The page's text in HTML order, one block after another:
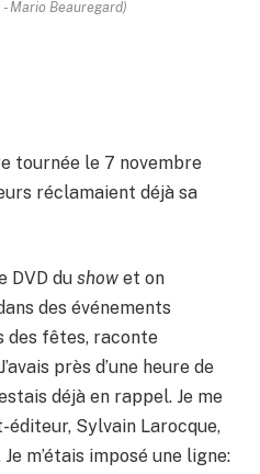
-Mario Beauregard)
tournée le 7 novembre
réclamaient déjà sa
DVD du show et on
des événements
fêtes, raconte
près d’une heure de
déjà en rappel. Je me
éditeur, Sylvain Larocque,
m’étais imposé une ligne: